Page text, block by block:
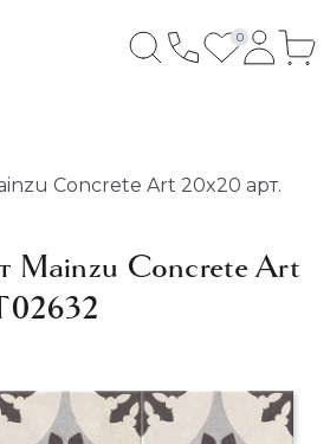
0
Concrete Art 20x20 арт.
Mainzu Concrete Art